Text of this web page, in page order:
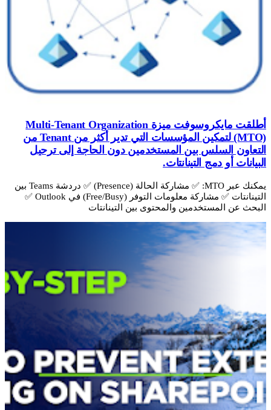
أطلقت مايكروسوفت ميزة Multi-Tenant Organization
(MTO) لتمكين المؤسسات التي تدير أكثر من Tenant من
التعاون السلس بين المستخدمين دون الحاجة إلى ترحيل
البيانات أو دمج التينانتات.
يمكنك عبر MTO: ✅ مشاركة الحالة (Presence) ✅ دردشة Teams بين
التينانتات ✅ مشاركة معلومات التوفر (Free/Busy) في Outlook ✅
البحث عن المستخدمين والمحتوى بين التينانتات